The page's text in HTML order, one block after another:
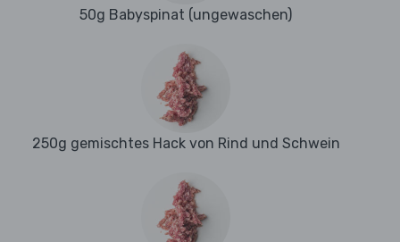
50g Babyspinat (ungewaschen)
250g gemischtes Hack von Rind und Schwein